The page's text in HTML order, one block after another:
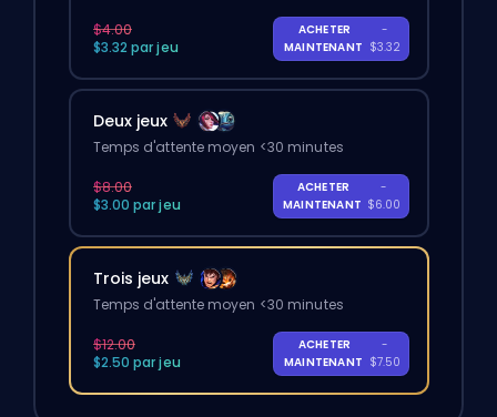
$4.00
$3.32 par jeu
ACHETER
MAINTENANT
-
$3.32
Deux jeux
Temps d'attente moyen <30 minutes
$8.00
$3.00 par jeu
ACHETER
MAINTENANT
-
$6.00
Trois jeux
Temps d'attente moyen <30 minutes
$12.00
$2.50 par jeu
ACHETER
MAINTENANT
-
$7.50